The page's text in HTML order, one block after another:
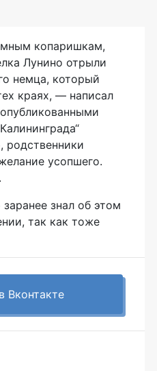
копаришкам,
Лунино отрыли
немца, который
краях, — написал
родственники
усопшего.
знал об этом
так как тоже
Вконтакте